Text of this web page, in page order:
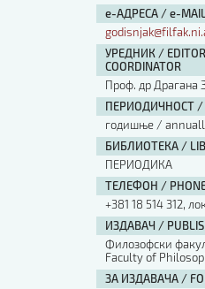
е-АДРЕСА / e-MAIL
УРЕДНИК /
COORDINATOR
Проф. др Драгана
ПЕРИОДИЧНОСТ /
годишње /
БИБЛИОТЕКА /
ПЕРИОДИКА
ТЕЛЕФОН /
+381 18 514 312,
ИЗДАВАЧ /
Филозофски
Faculty of
ЗА ИЗДАВАЧА /